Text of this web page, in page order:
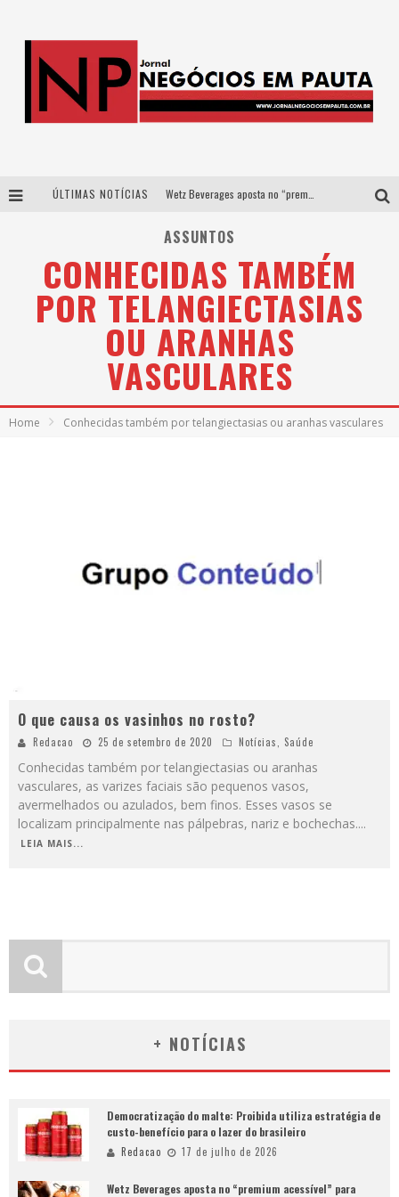
ÚLTIMAS NOTÍCIAS
Como a Cortex seduziu Google, AWS e McDonald’s com IA para o go-to-market
Democratização do malte: Proibida utiliza estratégia de custo-benefício para o lazer do brasileiro
ASSUNTOS
CONHECIDAS TAMBÉM
POR TELANGIECTASIAS
OU ARANHAS
VASCULARES
Home Conhecidas também por telangiectasias ou aranhas vasculares
O que causa os vasinhos no rosto?
Redacao 25 de setembro de 2020 Notícias, Saúde
Conhecidas também por telangiectasias ou aranhas
vasculares, as varizes faciais são pequenos vasos,
avermelhados ou azulados, bem finos. Esses vasos se
localizam principalmente nas pálpebras, nariz e bochechas....
LEIA MAIS...
+ NOTÍCIAS
Democratização do malte: Proibida utiliza estratégia de
custo-benefício para o lazer do brasileiro
Redacao 17 de julho de 2026
Wetz Beverages aposta no “premium acessível” para